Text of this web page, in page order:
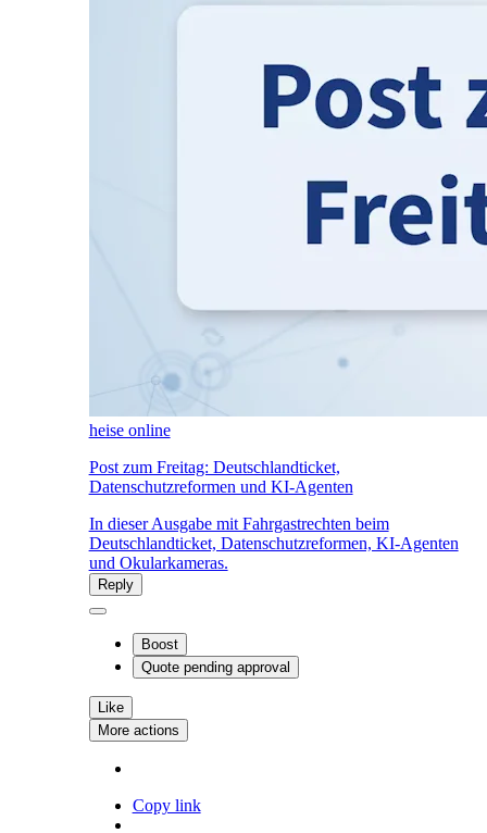
heise online
Post zum Freitag: Deutschlandticket,
Datenschutzreformen und KI-Agenten
In dieser Ausgabe mit Fahrgastrechten beim
Deutschlandticket, Datenschutzreformen, KI-Agenten
und Okularkameras.
Reply
Boost
Quote pending approval
Like
More actions
Copy link